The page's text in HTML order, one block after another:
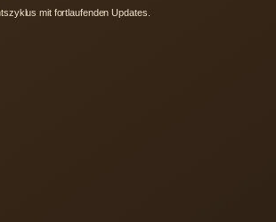
mit fortlaufenden Updates.